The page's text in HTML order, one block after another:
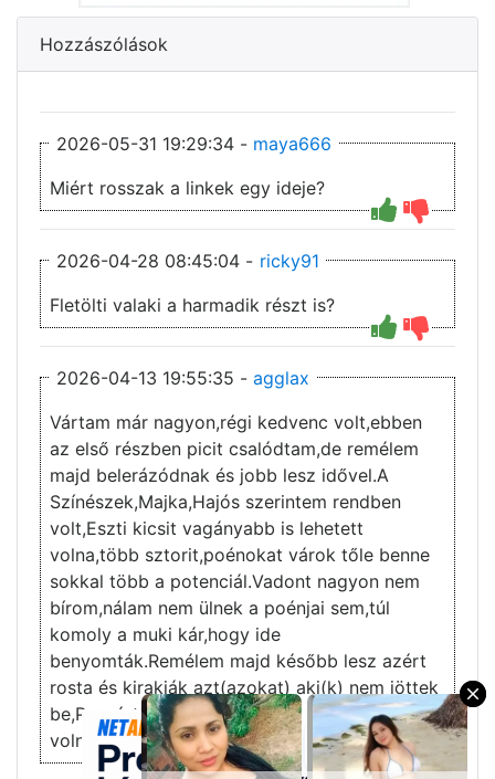
×
Hozzászólások
2026-05-31 19:29:34 - maya666
Miért rosszak a linkek egy ideje?
2026-04-28 08:45:04 - ricky91
Fletölti valaki a harmadik részt is?
2026-04-13 19:55:35 - agglax
3
Vártam már nagyon,régi kedvenc volt,ebben
az első részben picit csalódtam,de remélem
majd belerázódnak és jobb lesz idővel.A
Színészek,Majka,Hajós szerintem rendben
volt,Eszti kicsit vagányabb is lehetett
volna,több sztorit,poénokat várok tőle benne
sokkal több a potenciál.Vadont nagyon nem
bírom,nálam nem ülnek a poénjai sem,túl
komoly a muki kár,hogy ide
benyomták.Remélem majd később lesz azért
rosta és kirakják azt(azokat) aki(k) nem jöttek
be,Puzsért én pl beraktam volna,na ott lett
volna sztori a javából.